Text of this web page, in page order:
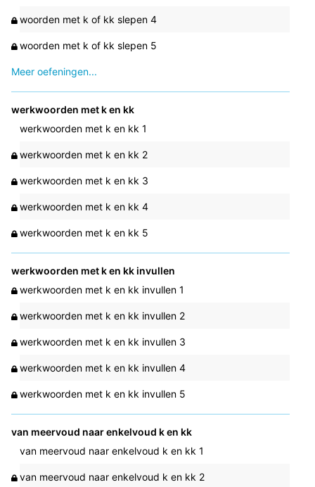
woorden met k of kk slepen 4
woorden met k of kk slepen 5
Meer oefeningen...
werkwoorden met k en kk
werkwoorden met k en kk 1
werkwoorden met k en kk 2
werkwoorden met k en kk 3
werkwoorden met k en kk 4
werkwoorden met k en kk 5
werkwoorden met k en kk invullen
werkwoorden met k en kk invullen 1
werkwoorden met k en kk invullen 2
werkwoorden met k en kk invullen 3
werkwoorden met k en kk invullen 4
werkwoorden met k en kk invullen 5
van meervoud naar enkelvoud k en kk
van meervoud naar enkelvoud k en kk 1
van meervoud naar enkelvoud k en kk 2